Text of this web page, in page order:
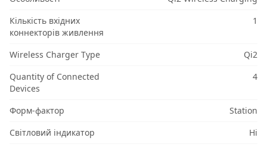
Кількість вхідних
коннекторів живлення
1
Wireless Charger Type
Qi2
Quantity of Connected
Devices
4
Форм-фактор
Station
Світловий індикатор
Ні